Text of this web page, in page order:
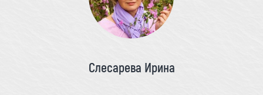
Слесарева Ирина